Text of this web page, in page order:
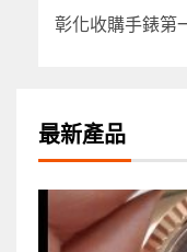
彰化收購手錶第
最新產品